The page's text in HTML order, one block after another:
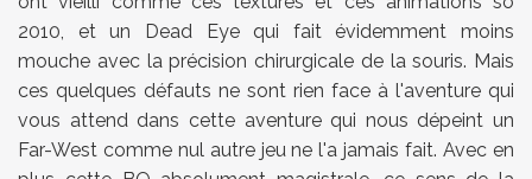
2010, et un Dead Eye qui fait évidemment moins
mouche avec la précision chirurgicale de la souris. Mais
ces quelques défauts ne sont rien face à l'aventure qui
vous attend dans cette aventure qui nous dépeint un
Far-West comme nul autre jeu ne l'a jamais fait. Avec en